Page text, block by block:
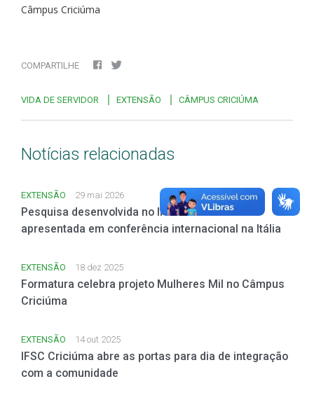
Câmpus Criciúma
COMPARTILHE
VIDA DE SERVIDOR EXTENSÃO CÂMPUS CRICIÚMA
Notícias relacionadas
EXTENSÃO 29 mai 2026
Pesquisa desenvolvida no IFSC Criciúma é
apresentada em conferência internacional na Itália
EXTENSÃO 18 dez 2025
Formatura celebra projeto Mulheres Mil no Câmpus
Criciúma
EXTENSÃO 14 out 2025
IFSC Criciúma abre as portas para dia de integração
com a comunidade